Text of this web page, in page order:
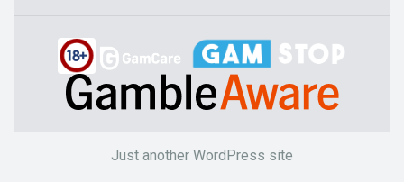
Just another WordPress site